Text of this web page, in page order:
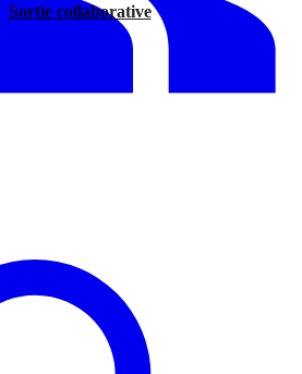
Sortie collaborative